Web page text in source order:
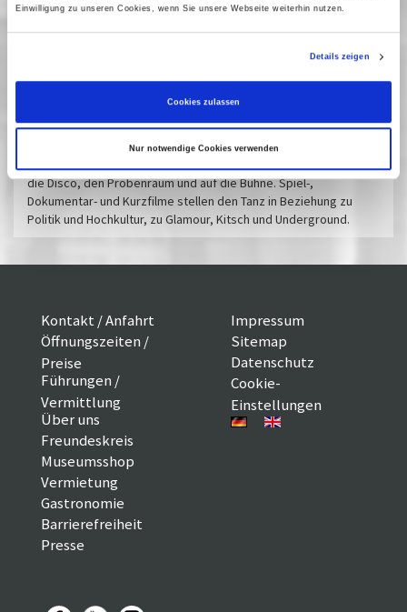
Einwilligung zu unseren Cookies, wenn Sie unsere Webseite weiterhin nutzen.
Details zeigen
Cookies zulassen
Nur notwendige Cookies verwenden
17 März 2018| 17:00
Alles dreht sich... und bewegt sich.
Der Tanz und das Kino
Die multimediale Ausstellung zeigt das facettenreiche
Wechselspiel von Tanz und Filmkamera und führt in den Ballsaal,
die Disco, den Probenraum und auf die Bühne. Spiel-,
Dokumentar- und Kurzfilme stellen den Tanz in Beziehung zu
Politik und Hochkultur, zu Glamour, Kitsch und Underground.
Kontakt / Anfahrt
Öffnungszeiten /
Preise
Führungen /
Vermittlung
Über uns
Freundeskreis
Museumsshop
Vermietung
Gastronomie
Barrierefreiheit
Presse
Impressum
Sitemap
Datenschutz
Cookie-
Einstellungen